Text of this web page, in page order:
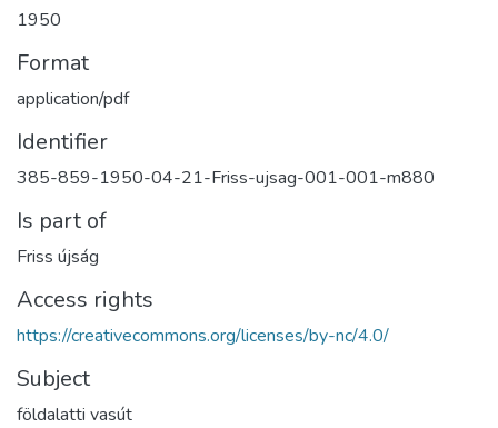
1950
Format
application/pdf
Identifier
385-859-1950-04-21-Friss-ujsag-001-001-m880
Is part of
Friss újság
Access rights
https://creativecommons.org/licenses/by-nc/4.0/
Subject
földalatti vasút